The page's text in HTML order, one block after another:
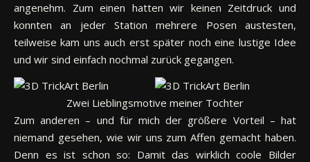
angenehm. Zum einen hatten wir keinen Zeitdruck und
konnten an jeder Station mehrere Posen austesten,
teilweise kam uns auch erst später noch eine lustige Idee
und wir sind einfach nochmal zurück gegangen.
Zwei Lieblingsmotive meiner Tochter
Zum anderen – und für mich der größere Vorteil – hat
niemand gesehen, wie wir uns zum Affen gemacht haben.
Denn es ist schon so: Damit das wirklich coole Bilder